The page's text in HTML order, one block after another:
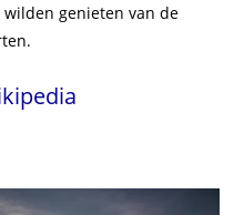
genieten van de